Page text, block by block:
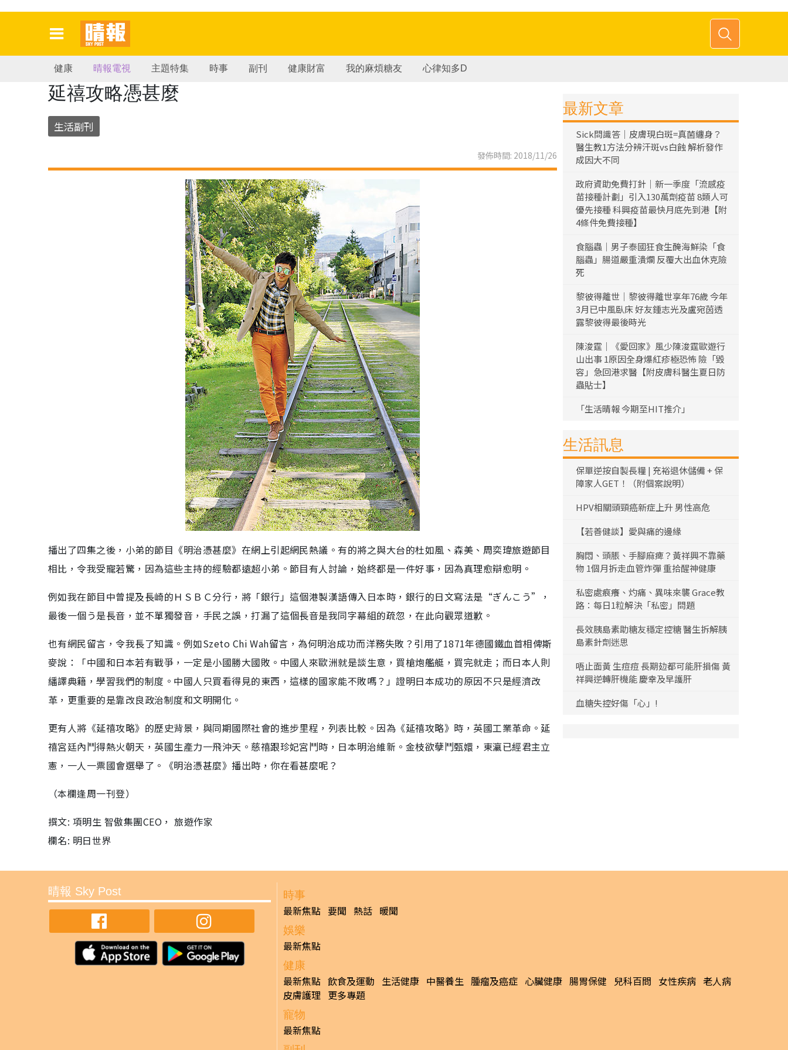
健康 晴報電視 主題特集 時事 副刊 健康財富 我的麻煩糖友 心律知多D
延禧攻略憑甚麼
生活副刊
發佈時間: 2018/11/26
播出了四集之後，小弟的節目《明治憑甚麼》在網上引起網民熱議。有的將之與大台的杜如風、森美、周奕瑋旅遊節目
相比，令我受寵若驚，因為這些主持的經驗都遠超小弟。節目有人討論，始終都是一件好事，因為真理愈辯愈明。
例如我在節目中曾提及長崎的ＨＳＢＣ分行，將「銀行」這個港製漢語傳入日本時，銀行的日文寫法是“ぎんこう”，
最後一個う是長音，並不單獨發音，手民之誤，打漏了這個長音是我同字幕組的疏忽，在此向觀眾道歉。
也有網民留言，令我長了知識。例如Szeto Chi Wah留言，為何明治成功而洋務失敗？引用了1871年德國鐵血首相俾斯
麥說：「中國和日本若有戰爭，一定是小國勝大國敗。中國人來歐洲就是談生意，買槍炮艦艇，買完就走；而日本人則
繙譯典籍，學習我們的制度。中國人只買看得見的東西，這樣的國家能不敗嗎？」證明日本成功的原因不只是經濟改
革，更重要的是靠改良政治制度和文明開化。
更有人將《延禧攻略》的歷史背景，與同期國際社會的進步里程，列表比較。因為《延禧攻略》時，英國工業革命。延
禧宮廷內鬥得熱火朝天，英國生產力一飛沖天。慈禧跟珍妃宮鬥時，日本明治維新。金枝欲孽鬥甄嬛，東瀛已經君主立
憲，一人一票國會選舉了。《明治憑甚麼》播出時，你在看甚麼呢？
（本欄逢周一刊登）
撰文: 項明生 智傲集團CEO， 旅遊作家
欄名: 明日世界
最新文章
Sick問識答｜皮膚現白斑=真菌纏身？
醫生教1方法分辨汗斑vs白蝕 解析發作
成因大不同
政府資助免費打針｜新一季度「流感疫
苗接種計劃」引入130萬劑疫苗 8類人可
優先接種 科興疫苗最快月底先到港【附
4條件免費接種】
食腦蟲｜男子泰國狂食生醃海鮮染「食
腦蟲」腸道嚴重潰爛 反覆大出血休克險
死
黎彼得離世｜黎彼得離世享年76歲 今年
3月已中風臥床 好友鍾志光及盧宛茵透
露黎彼得最後時光
陳浚霆｜《愛回家》風少陳浚霆歐遊行
山出事 1原因全身爆紅疹極恐怖 險「毀
容」急回港求醫【附皮膚科醫生夏日防
蟲貼士】
「生活晴報 今期至HIT推介」
生活訊息
保單逆按自製長糧 | 充裕退休儲備 + 保
障家人GET！（附個案說明）
HPV相關頭頸癌新症上升 男性高危
【若善健談】愛與痛的邊緣
胸悶、頭脹、手腳麻痺？黃祥興不靠藥
物 1個月拆走血管炸彈 重拾醒神健康
私密處痕癢、灼痛、異味來襲 Grace教
路：每日1粒解決「私密」問題
長效胰島素助糖友穩定控糖 醫生拆解胰
島素針劑迷思
唔止面黃 生痘痘 長期攰都可能肝損傷 黃
祥興逆轉肝機能 慶幸及早護肝
血糖失控好傷「心」!
晴報 Sky Post 時事
最新焦點 要聞 熱話 暖聞
娛樂
最新焦點
健康
最新焦點 飲食及運動 生活健康 中醫養生 腫瘤及癌症 心臟健康 腸胃保健 兒科百問 女性疾病 老人病
皮膚護理 更多專題
寵物
最新焦點